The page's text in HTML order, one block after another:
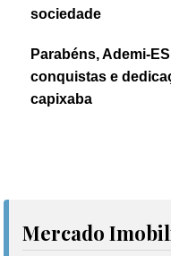
sociedade
Parabéns, Ademi-
conquistas e
capixaba
Mercado